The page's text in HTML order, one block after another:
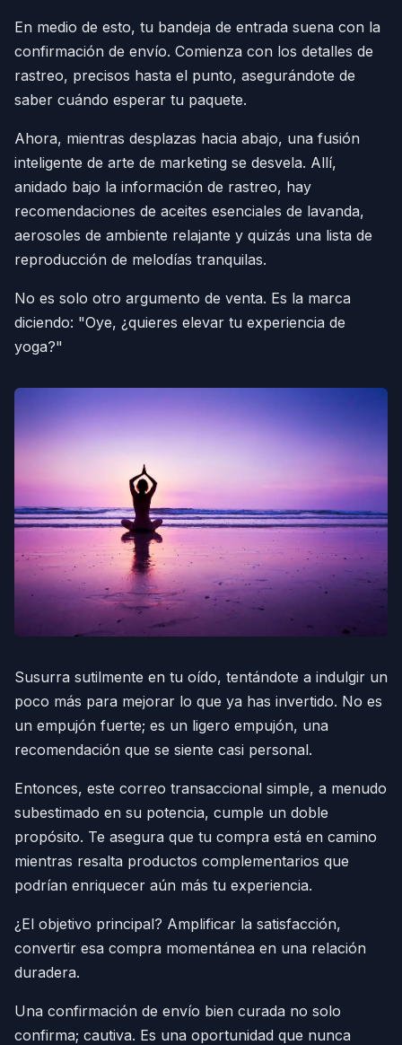
En medio de esto, tu bandeja de entrada suena con la
confirmación de envío. Comienza con los detalles de
rastreo, precisos hasta el punto, asegurándote de
saber cuándo esperar tu paquete.
Ahora, mientras desplazas hacia abajo, una fusión
inteligente de arte de marketing se desvela. Allí,
anidado bajo la información de rastreo, hay
recomendaciones de aceites esenciales de lavanda,
aerosoles de ambiente relajante y quizás una lista de
reproducción de melodías tranquilas.
No es solo otro argumento de venta. Es la marca
diciendo: "Oye, ¿quieres elevar tu experiencia de
yoga?"
Susurra sutilmente en tu oído, tentándote a indulgir un
poco más para mejorar lo que ya has invertido. No es
un empujón fuerte; es un ligero empujón, una
recomendación que se siente casi personal.
Entonces, este correo transaccional simple, a menudo
subestimado en su potencia, cumple un doble
propósito. Te asegura que tu compra está en camino
mientras resalta productos complementarios que
podrían enriquecer aún más tu experiencia.
¿El objetivo principal? Amplificar la satisfacción,
convertir esa compra momentánea en una relación
duradera.
Una confirmación de envío bien curada no solo
confirma; cautiva. Es una oportunidad que nunca